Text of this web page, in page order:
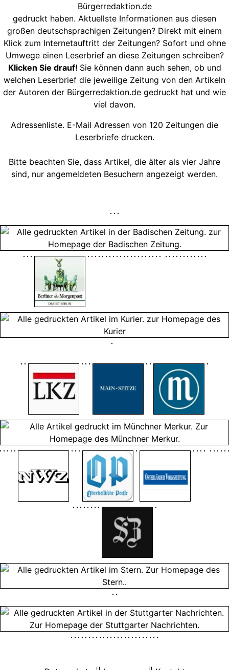
Bürgerredaktion.de
gedruckt haben. Aktuellste Informationen aus diesen
großen deutschsprachigen Zeitungen? Direkt mit einem
Klick zum Internetauftritt der Zeitungen? Sofort und ohne
Umwege einen Leserbrief an diese Zeitungen schreiben?
Klicken Sie drauf! Sie können dann auch sehen, ob und
welchen Leserbrief die jeweilige Zeitung von den Artikeln
der Autoren der Bürgerredaktion.de gedruckt hat und wie
viel davon.
Adressenliste. E-Mail Adressen von 120 Zeitungen die
Leserbriefe drucken.
Bitte beachten Sie, dass Artikel, die älter als vier Jahre
sind, nur angemeldeten Besuchern angezeigt werden.